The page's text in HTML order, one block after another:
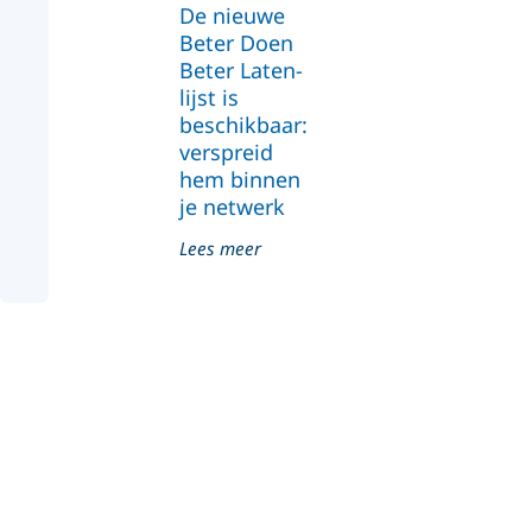
De nieuwe
Beter Doen
Beter Laten-
lijst is
beschikbaar:
verspreid
hem binnen
je netwerk
Lees meer